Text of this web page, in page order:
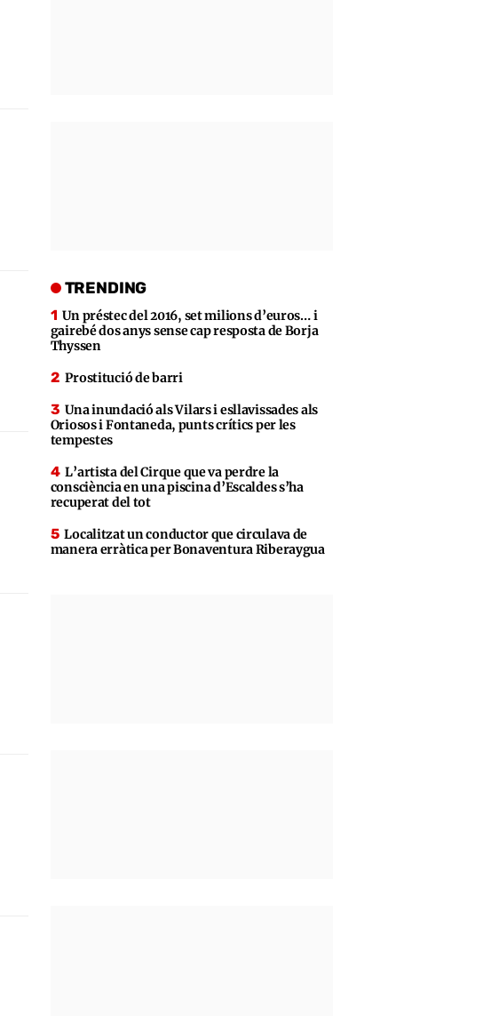
TRENDING
Un préstec del 2016, set milions d’euros… i
gairebé dos anys sense cap resposta de Borja
Thyssen
Prostitució de barri
Una inundació als Vilars i esllavissades als
Oriosos i Fontaneda, punts crítics per les
tempestes
L’artista del Cirque que va perdre la
consciència en una piscina d’Escaldes s’ha
recuperat del tot
Localitzat un conductor que circulava de
manera erràtica per Bonaventura Riberaygua